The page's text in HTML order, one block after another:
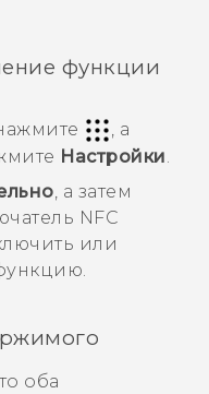
функции
, а
Настройки.
, а затем
NFC
или
оба